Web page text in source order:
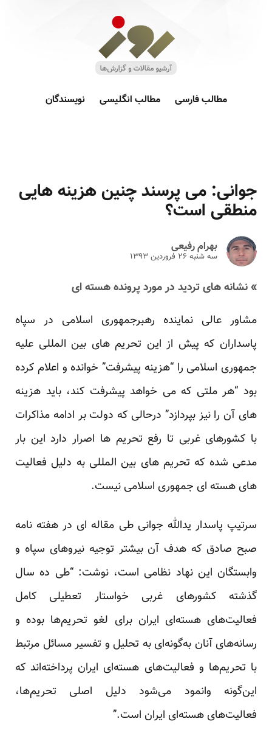
مطالب فارسی مطالب انگلیسی نویسندگان
جوانی: می پرسند چنین هزینه هایی
منطقی است؟
بهرام رفیعی
سه شنبه ۲۶ فروردين ۱۳۹۳
» نشانه های تردید در مورد پرونده هسته ای
مشاور عالی نماینده رهبرجمهوری اسلامی در سپاه
پاسداران که پیش از این تحریم های بین المللی علیه
جمهوری اسلامی را “هزینه پیشرفت” خوانده و اعلام کرده
بود “هر ملتی که می خواهد پیشرفت کند، باید هزینه
های آن را نیز بپردازد” درحالی که دولت بر ادامه مذاکرات
با کشورهای غربی تا رفع تحریم ها اصرار دارد این بار
مدعی شده که تحریم های بین المللی به دلیل فعالیت
های هسته ای جمهوری اسلامی نیست.
سرتیپ پاسدار یدالله جوانی طی مقاله ای در هفته نامه
صبح صادق که هدف آن بیشتر توجیه نیروهای سپاه و
وابستگان این نهاد نظامی است، نوشت: “طی ده سال
گذشته کشورهای غربی خواستار تعطیلی کامل
فعالیت‌های هسته‌ای ایران برای لغو تحریم‌ها بوده و
رسانه‌های آنان به‌گونه‌ای به تحلیل و تفسیر مسائل مرتبط
با تحریم‌ها و فعالیت‌های هسته‌ای ایران پرداخته‌اند که
این‌گونه وانمود می‌شود دلیل اصلی تحریم‌ها،
فعالیت‌های هسته‌ای ایران است.”